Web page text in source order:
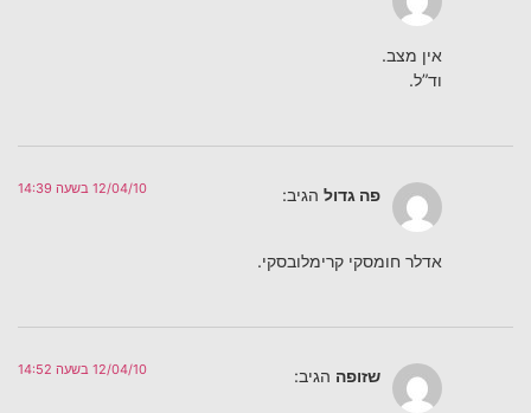
אין מצב.
וד”ל.
פה גדול הגיב: 12/04/10 בשעה 14:39
אדלר חומסקי קרימלובסקי.
שזופה הגיב: 12/04/10 בשעה 14:52